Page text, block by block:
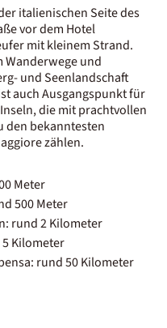
italienischen Seite des
vor dem Hotel
mit kleinem Strand.
Wanderwege und
und Seenlandschaft
auch Ausgangspunkt für
die mit prachtvollen
den bekanntesten
zählen.
Meter
500 Meter
rund 2 Kilometer
Kilometer
rund 50 Kilometer